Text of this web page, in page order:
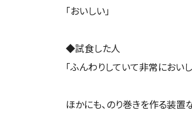
「おいしい」
◆試食した人
「ふんわりしていて非常においし
ほかにも、のり巻きを作る装置